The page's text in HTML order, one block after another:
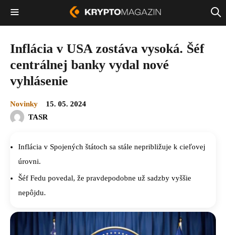
Inflácia v USA zostáva vysoká. Šéf
centrálnej banky vydal nové
vyhlásenie
Novinky
15. 05. 2024
TASR
Inflácia v Spojených štátoch sa stále nepribližuje k cieľovej
úrovni.
Šéf Fedu povedal, že pravdepodobne už sadzby vyššie
nepôjdu.